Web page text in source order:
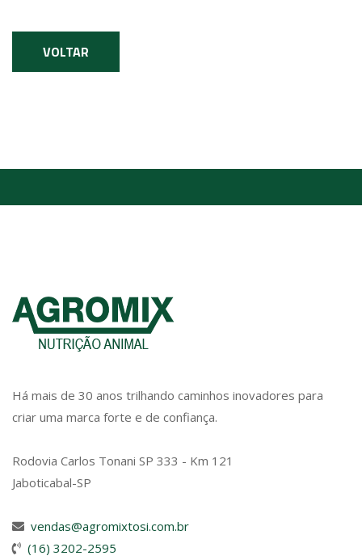
VOLTAR
Há mais de 30 anos trilhando caminhos inovadores para
criar uma marca forte e de confiança.
Rodovia Carlos Tonani SP 333 - Km 121
Jaboticabal-SP
vendas@agromixtosi.com.br
(16) 3202-2595